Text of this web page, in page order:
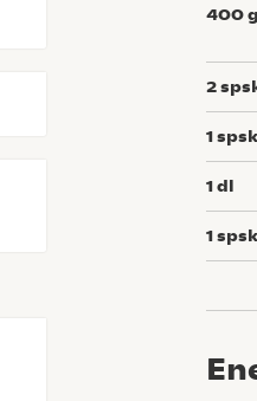
400g
2
1
1dl
1